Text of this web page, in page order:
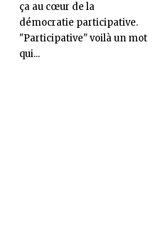
ça au cœur de la
démocratie participative.
"Participative" voilà un mot
qui...